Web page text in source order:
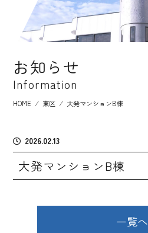
お知らせ
Information
HOME ⁄ 東区 ⁄ 大発マンションB棟
2026.02.13
大発マンションB棟
一覧へ